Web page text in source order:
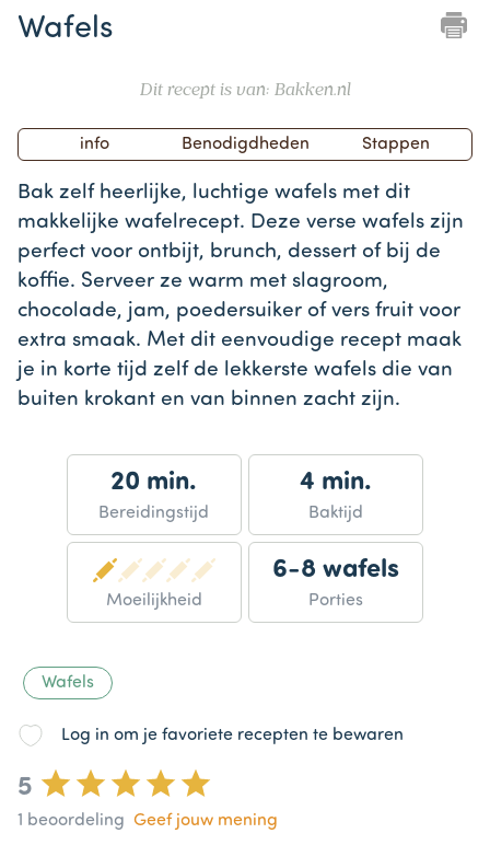
Wafels
Dit recept is van: Bakken.nl
of
info Benodigdheden Stappen
Bak zelf heerlijke, luchtige wafels met dit
makkelijke wafelrecept. Deze verse wafels zijn
perfect voor ontbijt, brunch, dessert of bij de
koffie. Serveer ze warm met slagroom,
chocolade, jam, poedersuiker of vers fruit voor
extra smaak. Met dit eenvoudige recept maak
je in korte tijd zelf de lekkerste wafels die van
buiten krokant en van binnen zacht zijn.
20 min.
Bereidingstijd
4 min.
Baktijd
Moeilijkheid
6-8 wafels
Porties
Wafels
Log in om je favoriete recepten te bewaren
5
1 beoordeling Geef jouw mening